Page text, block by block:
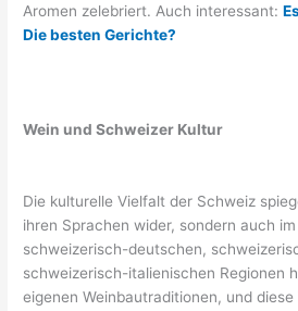
Aromen zelebriert. Auch interessant:
Die besten Gerichte?
Wein und Schweizer Kultur
Die kulturelle Vielfalt der Schweiz
ihren Sprachen wider, sondern auch
schweizerisch-deutschen,
schweizerisch-italienischen Regionen
eigenen Weinbautraditionen, und